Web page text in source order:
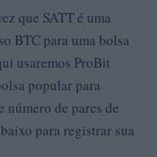
que SATT é uma
BTC para uma bolsa
usaremos ProBit
popular para
número de pares de
para registrar sua